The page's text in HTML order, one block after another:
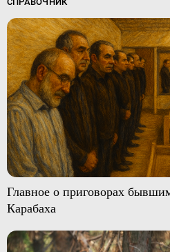
Главное о приговорах
Карабаха